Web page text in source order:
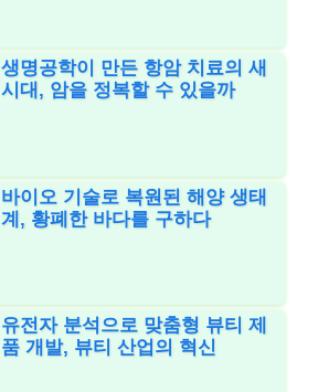
생명공학이 만든 항암 치료의 새
시대, 암을 정복할 수 있을까
바이오 기술로 복원된 해양 생태
계, 황폐한 바다를 구하다
유전자 분석으로 맞춤형 뷰티 제
품 개발, 뷰티 산업의 혁신